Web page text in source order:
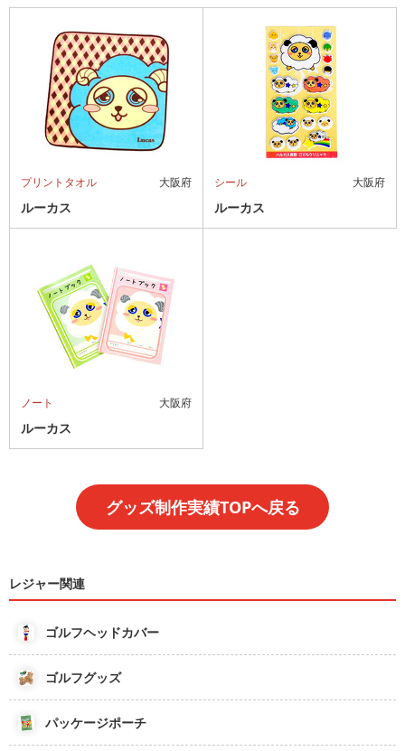
プリントタオル 大阪府
ルーカス
シール 大阪府
ルーカス
ノート 大阪府
ルーカス
グッズ制作実績TOPへ戻る
レジャー関連
ゴルフヘッドカバー
ゴルフグッズ
パッケージポーチ